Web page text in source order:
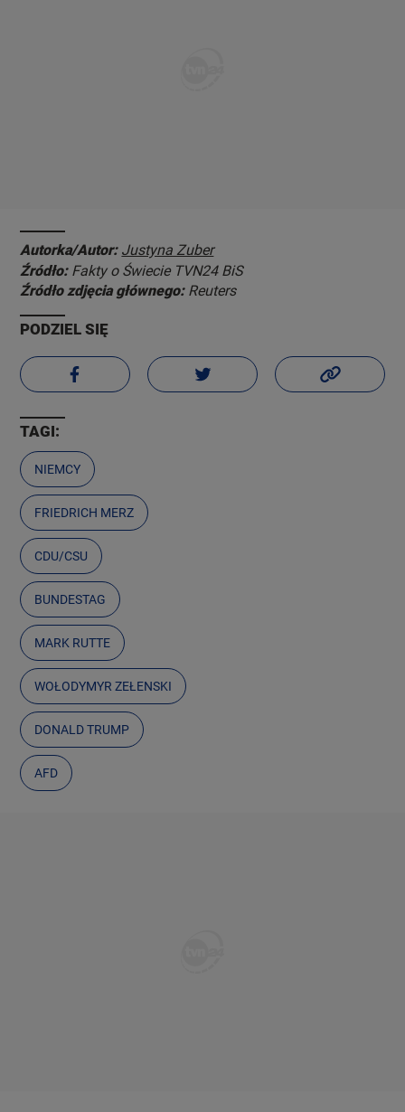
Autorka/Autor: Justyna Zuber
Źródło: Fakty o Świecie TVN24 BiS
Źródło zdjęcia głównego: Reuters
PODZIEL SIĘ
TAGI:
NIEMCY
FRIEDRICH MERZ
CDU/CSU
BUNDESTAG
MARK RUTTE
WOŁODYMYR ZEŁENSKI
DONALD TRUMP
AFD